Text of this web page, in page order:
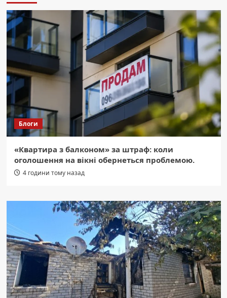
Блоги
«Квартира з балконом» за штраф: коли
оголошення на вікні обернеться проблемою.
4 години тому назад